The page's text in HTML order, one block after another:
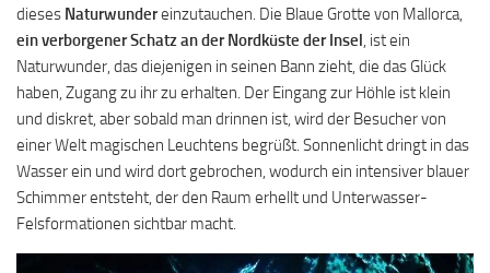
dieses Naturwundereinzutauchen. Die Blaue Grotte von Mallorca,
ein verborgener Schatz an der Nordküste der Insel , ist ein
Naturwunder, das diejenigen in seinen Bann zieht, die das Glück
haben, Zugang zu ihr zu erhalten. Der Eingang zur Höhle ist klein
und diskret, aber sobald man drinnen ist, wird der Besucher von
einer Welt magischen Leuchtens begrüßt. Sonnenlicht dringt in das
Wasser ein und wird dort gebrochen, wodurch ein intensiver blauer
Schimmer entsteht, der den Raum erhellt und Unterwasser-
Felsformationen sichtbar macht.